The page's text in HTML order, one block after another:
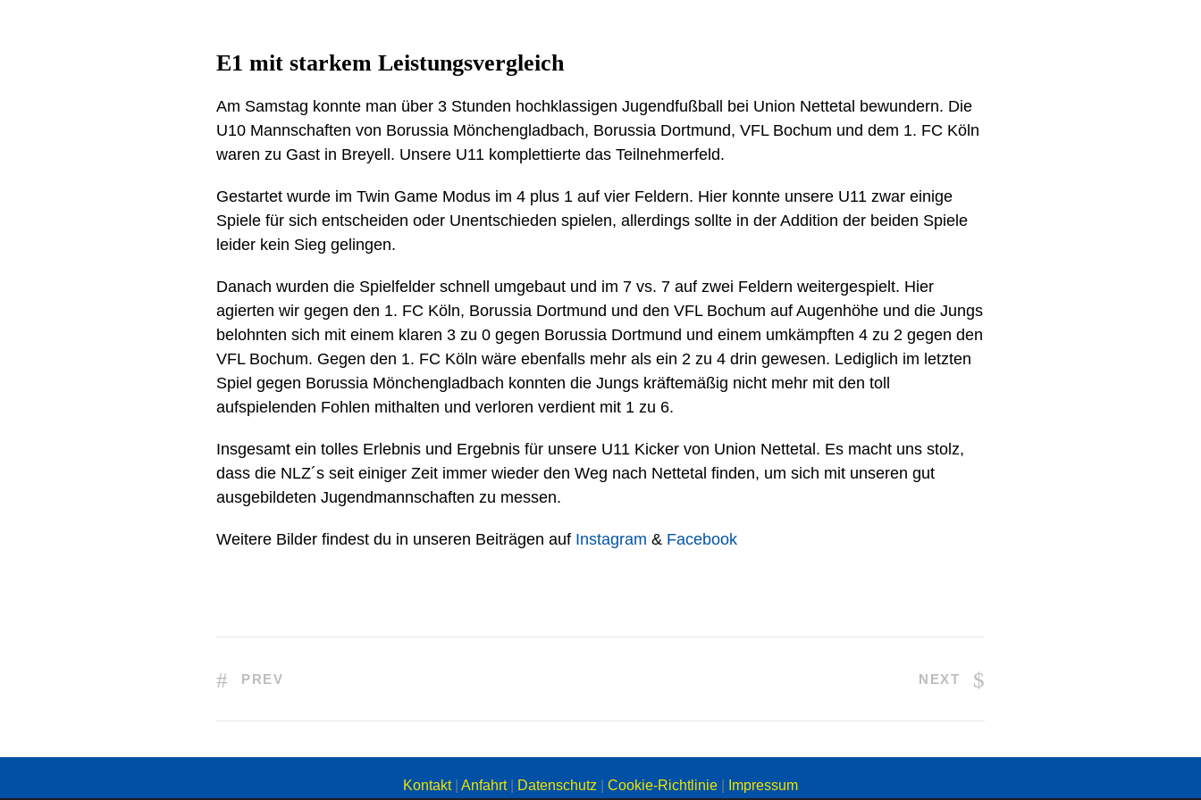
E1 mit starkem Leistungsvergleich
Am Samstag konnte man über 3 Stunden hochklassigen Jugendfußball bei Union Nettetal bewundern. Die
U10 Mannschaften von Borussia Mönchengladbach, Borussia Dortmund, VFL Bochum und dem 1. FC Köln
waren zu Gast in Breyell. Unsere U11 komplettierte das Teilnehmerfeld.
Gestartet wurde im Twin Game Modus im 4 plus 1 auf vier Feldern. Hier konnte unsere U11 zwar einige
Spiele für sich entscheiden oder Unentschieden spielen, allerdings sollte in der Addition der beiden Spiele
leider kein Sieg gelingen.
Danach wurden die Spielfelder schnell umgebaut und im 7 vs. 7 auf zwei Feldern weitergespielt. Hier
agierten wir gegen den 1. FC Köln, Borussia Dortmund und den VFL Bochum auf Augenhöhe und die Jungs
belohnten sich mit einem klaren 3 zu 0 gegen Borussia Dortmund und einem umkämpften 4 zu 2 gegen den
VFL Bochum. Gegen den 1. FC Köln wäre ebenfalls mehr als ein 2 zu 4 drin gewesen. Lediglich im letzten
Spiel gegen Borussia Mönchengladbach konnten die Jungs kräftemäßig nicht mehr mit den toll
aufspielenden Fohlen mithalten und verloren verdient mit 1 zu 6.
Insgesamt ein tolles Erlebnis und Ergebnis für unsere U11 Kicker von Union Nettetal. Es macht uns stolz,
dass die NLZ´s seit einiger Zeit immer wieder den Weg nach Nettetal finden, um sich mit unseren gut
ausgebildeten Jugendmannschaften zu messen.
Weitere Bilder findest du in unseren Beiträgen auf Instagram & Facebook
PREV NEXT
Kontakt| Anfahrt| Datenschutz Cookie-Richtlinie Impressum